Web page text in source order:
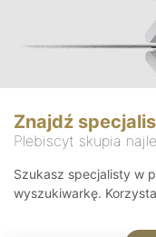
Znajdź
Plebiscyt skupia
Szukasz specjalisty w
wyszukiwarkę.